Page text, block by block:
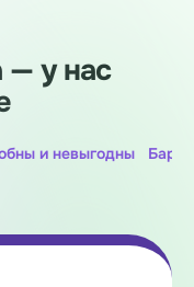
— у нас
и невыгодны